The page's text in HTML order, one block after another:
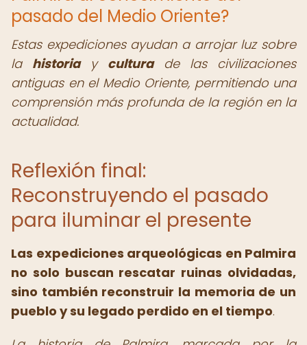
pasado del Medio Oriente?
Estas expediciones ayudan a arrojar luz sobre
la historiay culturade las civilizaciones
antiguas en el Medio Oriente, permitiendo una
comprensión más profunda de la región en la
actualidad.
Reflexión final:
Reconstruyendo el pasado
para iluminar el presente
Las expediciones arqueológicas en Palmira
no solo buscan rescatar ruinas olvidadas,
sino también reconstruir la memoria de un
pueblo y su legado perdido en el tiempo.